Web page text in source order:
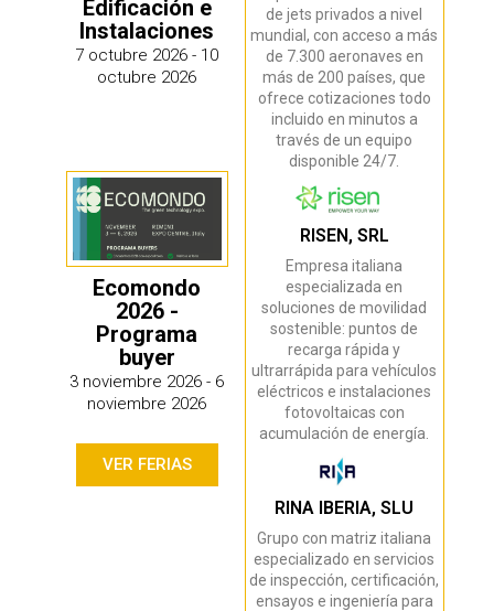
Edificación e
Instalaciones
7 octubre 2026 - 10
octubre 2026
Ecomondo
2026 -
Programa
buyer
3 noviembre 2026 - 6
noviembre 2026
VER FERIAS
de jets privados a nivel
mundial, con acceso a más
de 7.300 aeronaves en
más de 200 países, que
ofrece cotizaciones todo
incluido en minutos a
través de un equipo
disponible 24/7.
RISEN, SRL
Empresa italiana
especializada en
soluciones de movilidad
sostenible: puntos de
recarga rápida y
ultrarrápida para vehículos
eléctricos e instalaciones
fotovoltaicas con
acumulación de energía.
RINA IBERIA, SLU
Grupo con matriz italiana
especializado en servicios
de inspección, certificación,
ensayos e ingeniería para